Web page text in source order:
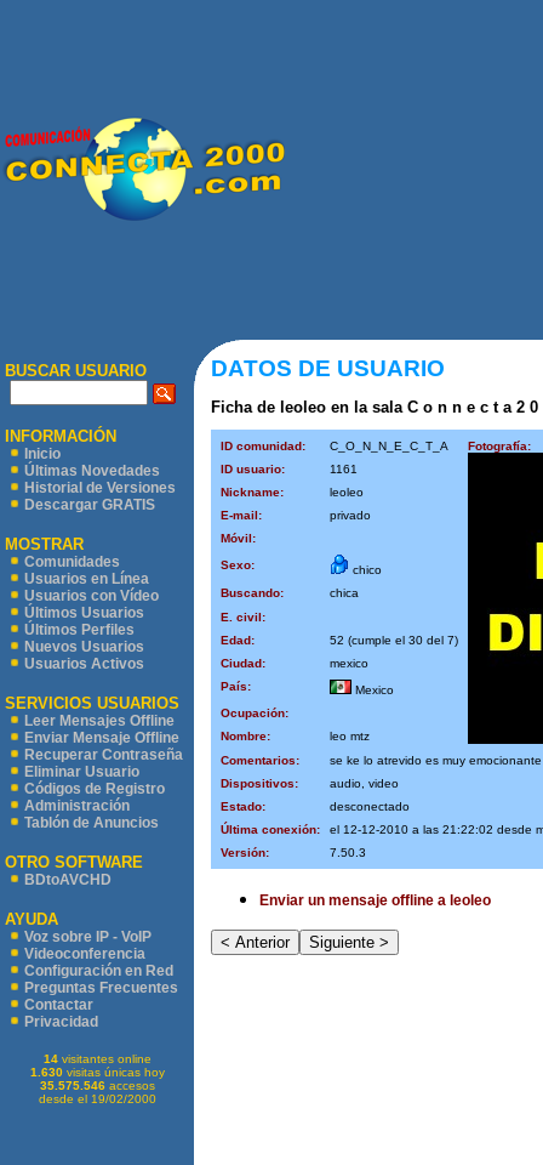
BUSCAR USUARIO
INFORMACIÓN
Inicio
Últimas Novedades
Historial de Versiones
Descargar GRATIS
MOSTRAR
Comunidades
Usuarios en Línea
Usuarios con Vídeo
Últimos Usuarios
Últimos Perfiles
Nuevos Usuarios
Usuarios Activos
SERVICIOS USUARIOS
Leer Mensajes Offline
Enviar Mensaje Offline
Recuperar Contraseña
Eliminar Usuario
Códigos de Registro
Administración
Tablón de Anuncios
OTRO SOFTWARE
BDtoAVCHD
AYUDA
Voz sobre IP - VoIP
Videoconferencia
Configuración en Red
Preguntas Frecuentes
Contactar
Privacidad
14visitantes online
1.630visitas únicas hoy
35.575.546accesos
desde el 19/02/2000
DATOS DE USUARIO
Ficha de leoleo en la sala C o n n e c t a 2 0
ID comunidad: C_O_N_N_E_C_T_A
Fotografía:
ID usuario:
1161
Nickname:
leoleo
E-mail:
privado
Móvil:
Sexo:
chico
Buscando:
chica
E. civil:
Edad:
52 (cumple el 30 del 7)
Ciudad:
mexico
País:
Mexico
Ocupación:
Nombre:
leo mtz
Comentarios:
se ke lo atrevido es muy emocionante
Dispositivos:
audio, video
Estado:
desconectado
Última conexión:
el 12-12-2010 a las 21:22:02 desde
Versión:
7.50.3
Enviar un mensaje offline a leoleo